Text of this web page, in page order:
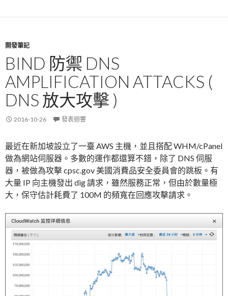
開發筆記
BIND 防禦 DNS
AMPLIFICATION ATTACKS (
DNS 放大攻擊 )
2016-10-26 發表迴響
最近在新加坡設立了一臺 AWS 主機，並且搭配 WHM/cPanel
做為網站伺服器。多數的運作都還算不錯，除了 DNS 伺服
器，被做為攻擊 cpsc.gov 美國消費品安全委員會的跳板。有
大量 IP 向主機發出 dig 請求，雖然服務正常，但由於數量極
大，保守估計耗費了 100M 的頻寬在回應攻擊請求。